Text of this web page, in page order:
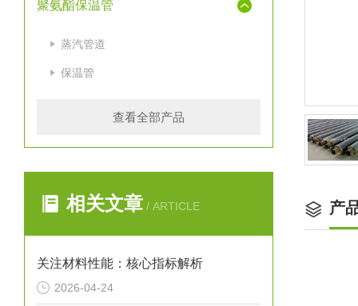
聚氨酯保温管
蒸汽管道
保温管
查看全部产品
相关文章 / ARTICLE
关注材料性能：核心指标解析
2026-04-24
产